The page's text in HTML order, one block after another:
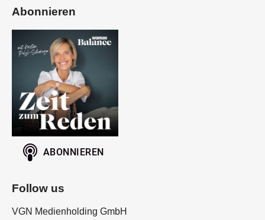
Abonnieren
Follow us
VGN Medienholding GmbH